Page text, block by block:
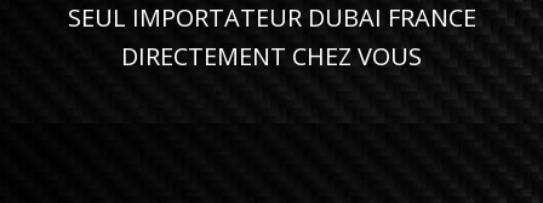
SEUL IMPORTATEUR DUBAI FRANCE
DIRECTEMENT CHEZ VOUS